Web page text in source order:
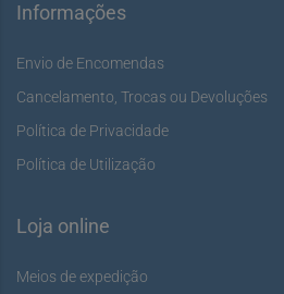
Informações
Envio de Encomendas
Cancelamento, Trocas ou Devoluções
Política de Privacidade
Política de Utilização
Loja online
Meios de expedição